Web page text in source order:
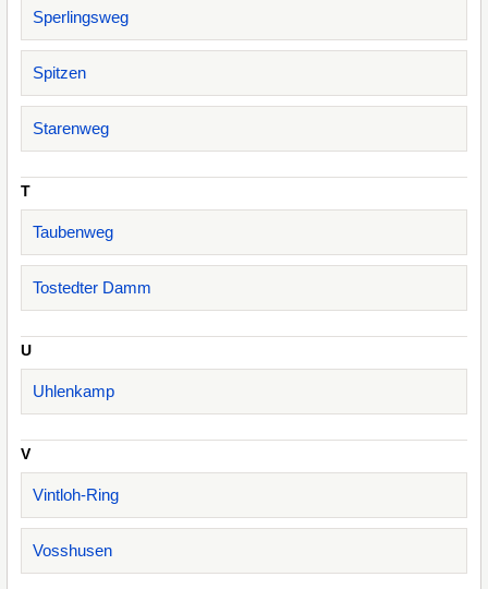
Sperlingsweg
Spitzen
Starenweg
T
Taubenweg
Tostedter Damm
U
Uhlenkamp
V
Vintloh-Ring
Vosshusen